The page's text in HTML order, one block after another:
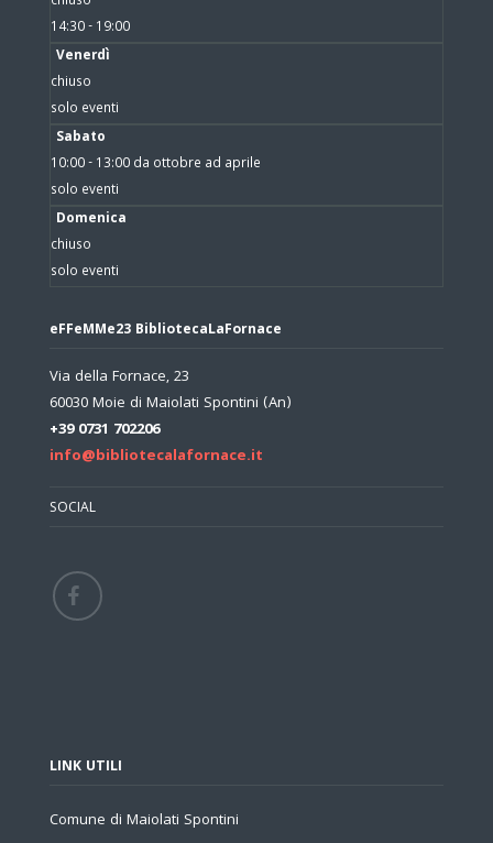
14:30 - 19:00
Venerdì
chiuso
solo eventi
Sabato
10:00 - 13:00 da ottobre ad aprile
solo eventi
Domenica
chiuso
solo eventi
eFFeMMe23 BibliotecaLaFornace
Via della Fornace, 23
60030 Moie di Maiolati Spontini (An)
+39 0731 702206
info@bibliotecalafornace.it
SOCIAL
LINK UTILI
Comune di Maiolati Spontini